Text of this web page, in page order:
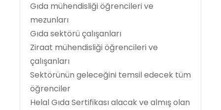
Gıda mühendisliği öğrencileri ve
mezunları
Gıda sektörü çalışanları
Ziraat mühendisliği öğrencileri ve
çalışanları
Sektörünün geleceğini temsil edecek tüm
öğrenciler
Helal Gıda Sertifikası alacak ve almış olan